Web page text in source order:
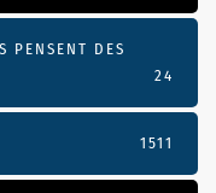
PENSENT DES
24
1511